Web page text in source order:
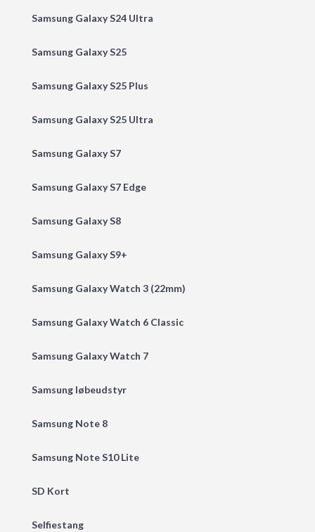
Samsung Galaxy S24 Ultra
Samsung Galaxy S25
Samsung Galaxy S25 Plus
Samsung Galaxy S25 Ultra
Samsung Galaxy S7
Samsung Galaxy S7 Edge
Samsung Galaxy S8
Samsung Galaxy S9+
Samsung Galaxy Watch 3 (22mm)
Samsung Galaxy Watch 6 Classic
Samsung Galaxy Watch 7
Samsung løbeudstyr
Samsung Note 8
Samsung Note S10 Lite
SD Kort
Selfiestang